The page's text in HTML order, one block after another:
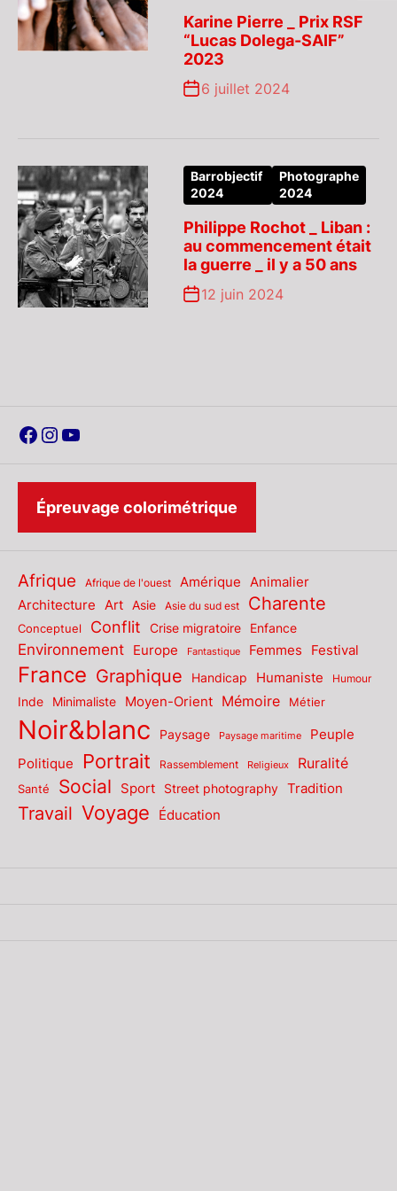
Karine Pierre _ Prix RSF
“Lucas Dolega-SAIF”
2023
6 juillet 2024
Barrobjectif
2024
Photographe
2024
Philippe Rochot _ Liban :
au commencement était
la guerre _ il y a 50 ans
12 juin 2024
Facebook
Instagram
YouTube
Épreuvage colorimétrique
Afrique Afrique de l'ouest Amérique Animalier
Architecture
Art Asie Asie du sud est Charente
Conceptuel Conflit Crise migratoire Enfance
Environnement Europe Fantastique Femmes Festival
France Graphique Handicap Humaniste Humour
Inde Minimaliste Moyen-Orient Mémoire Métier
Noir&blanc Paysage Paysage maritime Peuple
Politique Portrait Rassemblement Religieux Ruralité
Santé Social Sport Street photography Tradition
Travail Voyage Éducation